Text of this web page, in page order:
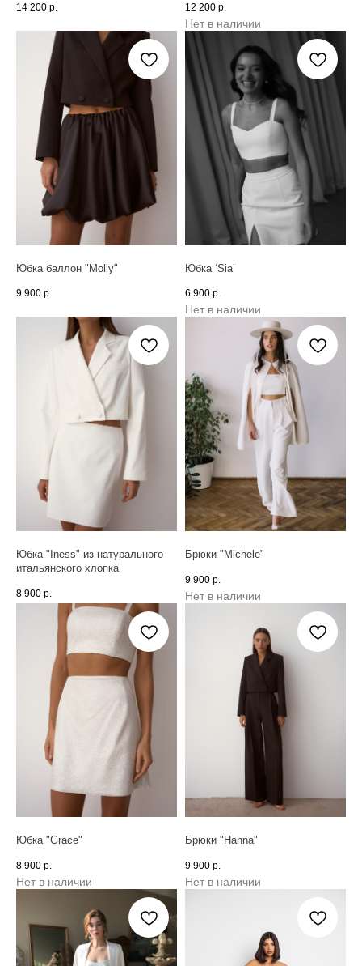
14 200 р. 12 200 р.
Нет в наличии
Юбка баллон "Molly"
9 900 р.
Юбка ‘Sia’
6 900 р.
Нет в наличии
Юбка "Iness" из натурального
итальянского хлопка
8 900 р.
Брюки "Michele"
9 900 р.
Нет в наличии
Юбка "Grace"
8 900 р.
Нет в наличии
Брюки "Hanna"
9 900 р.
Нет в наличии